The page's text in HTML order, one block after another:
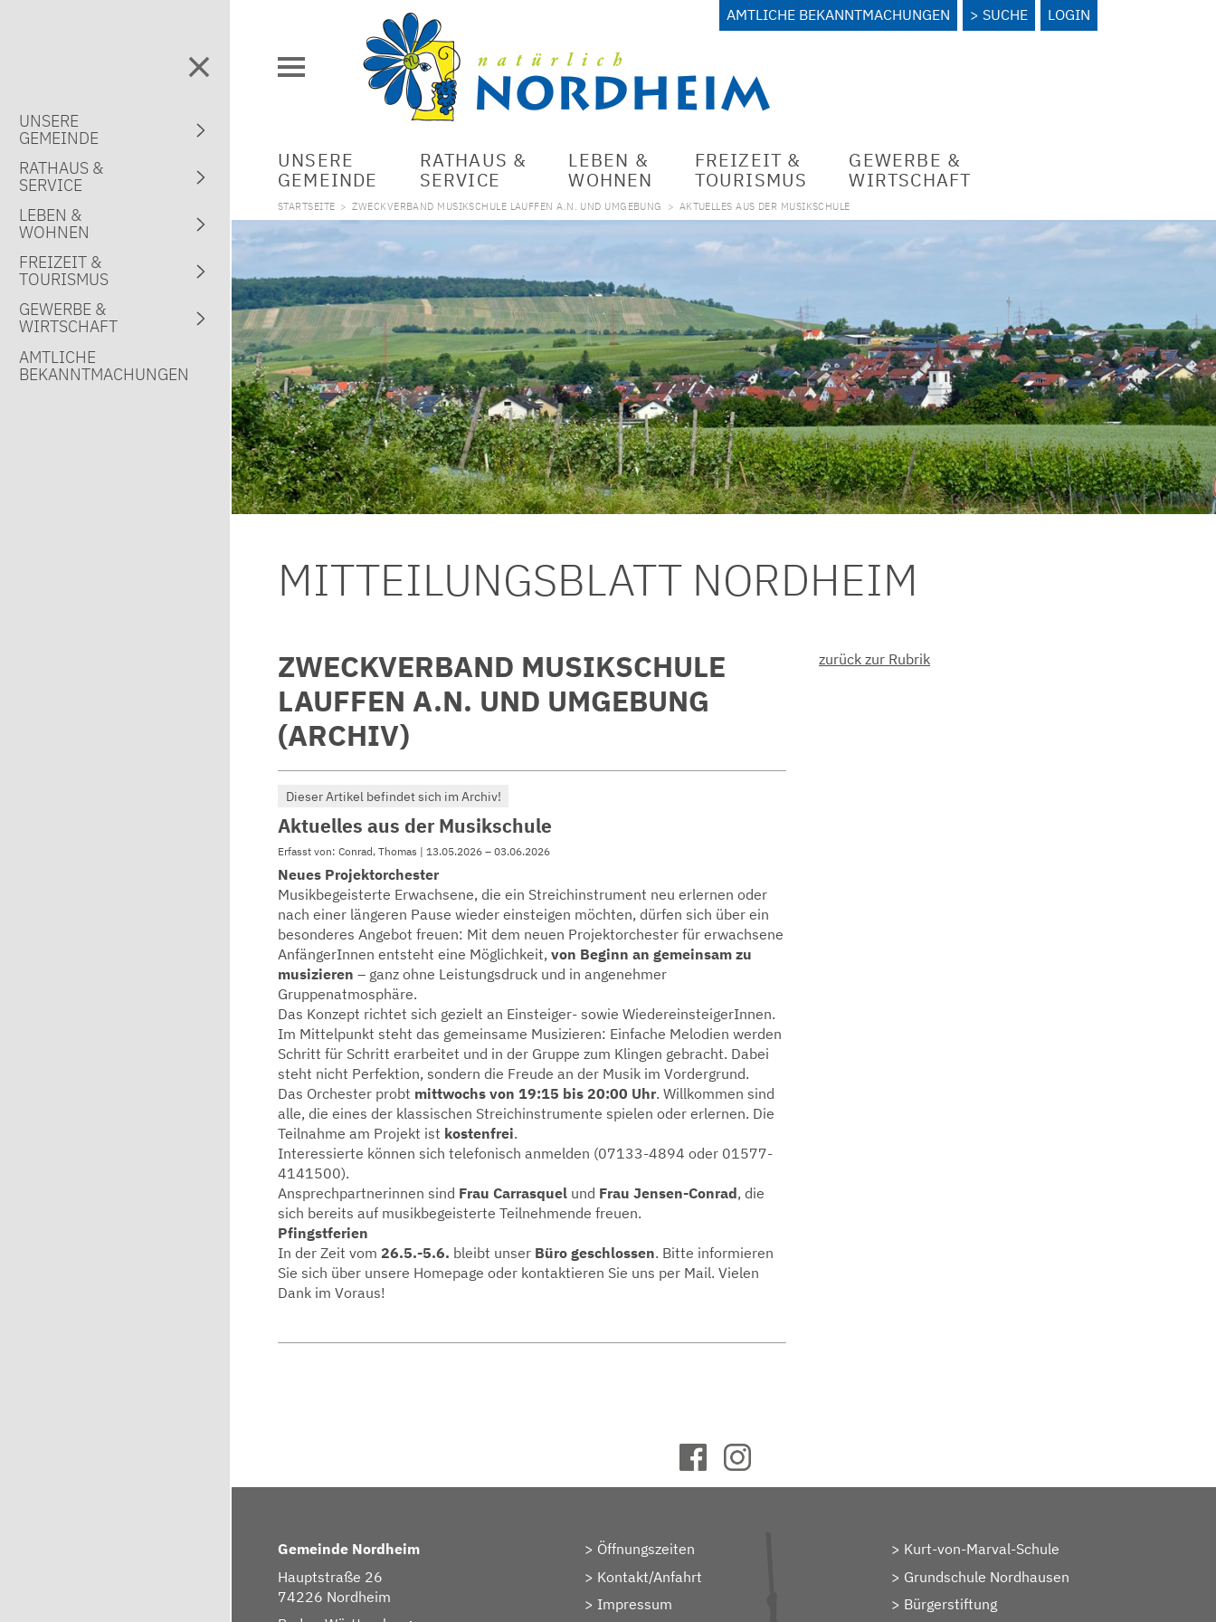
AMTLICHE BEKANNTMACHUNGEN SUCHE LOGIN
UNSERE
GEMEINDE
RATHAUS &
SERVICE
LEBEN &
WOHNEN
FREIZEIT &
TOURISMUS
GEWERBE &
WIRTSCHAFT
STARTSEITE > ZWECKVERBAND MUSIKSCHULE LAUFFEN A.N. UND UMGEBUNG > AKTUELLES AUS DER MUSIKSCHULE
MITTEILUNGSBLATT NORDHEIM
ZWECKVERBAND MUSIKSCHULE
LAUFFEN A.N. UND UMGEBUNG
(ARCHIV)
Dieser Artikel befindet sich im Archiv!
Aktuelles aus der Musikschule
Erfasst von: Conrad, Thomas | 13.05.2026 – 03.06.2026
Neues Projektorchester
Musikbegeisterte Erwachsene, die ein Streichinstrument neu erlernen oder
nach einer längeren Pause wieder einsteigen möchten, dürfen sich über ein
besonderes Angebot freuen: Mit dem neuen Projektorchester für erwachsene
AnfängerInnen entsteht eine Möglichkeit, von Beginn an gemeinsam zu
musizieren – ganz ohne Leistungsdruck und in angenehmer
Gruppenatmosphäre.
Das Konzept richtet sich gezielt an Einsteiger- sowie WiedereinsteigerInnen.
Im Mittelpunkt steht das gemeinsame Musizieren: Einfache Melodien werden
Schritt für Schritt erarbeitet und in der Gruppe zum Klingen gebracht. Dabei
steht nicht Perfektion, sondern die Freude an der Musik im Vordergrund.
Das Orchester probt mittwochs von 19:15 bis 20:00 Uhr. Willkommen sind
alle, die eines der klassischen Streichinstrumente spielen oder erlernen. Die
Teilnahme am Projekt ist kostenfrei.
Interessierte können sich telefonisch anmelden (07133-4894 oder 01577-
4141500).
Ansprechpartnerinnen sind Frau Carrasquel und Frau Jensen-Conrad, die
sich bereits auf musikbegeisterte Teilnehmende freuen.
Pfingstferien
In der Zeit vom 26.5.-5.6. bleibt unser Büro geschlossen. Bitte informieren
Sie sich über unsere Homepage oder kontaktieren Sie uns per Mail. Vielen
Dank im Voraus!
zurück zur Rubrik
Gemeinde Nordheim
Hauptstraße 26
74226 Nordheim
Öffnungszeiten
Kontakt/Anfahrt
Impressum
Kurt-von-Marval-Schule
Grundschule Nordhausen
Bürgerstiftung
UNSERE
GEMEINDE
RATHAUS &
SERVICE
LEBEN &
WOHNEN
FREIZEIT &
TOURISMUS
GEWERBE &
WIRTSCHAFT
AMTLICHE
BEKANNTMACHUNGEN